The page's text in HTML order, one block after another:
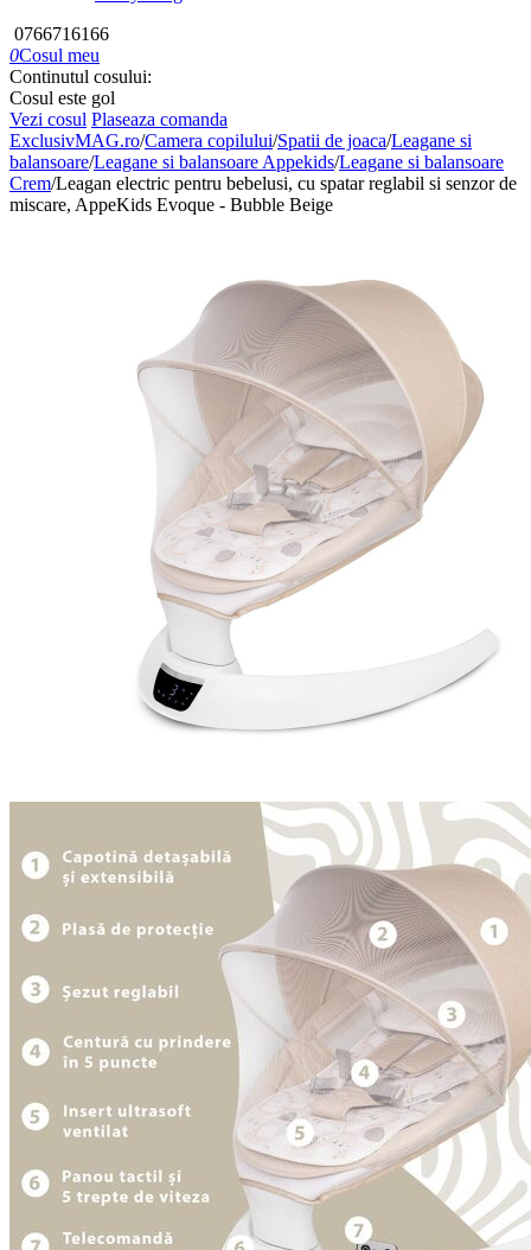
0766716166
0Cosul meu
Continutul cosului:
Cosul este gol
Vezi cosul Plaseaza comanda
ExclusivMAG.ro/Camera copilului/Spatii de joaca/Leagane si
balansoare/Leagane si balansoare Appekids/Leagane si balansoare
Crem/Leagan electric pentru bebelusi, cu spatar reglabil si senzor de
miscare, AppeKids Evoque - Bubble Beige